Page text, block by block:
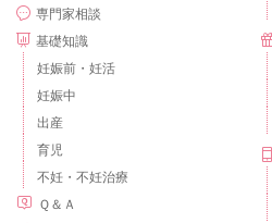
専門家相談
基礎知識
妊娠前・妊活
妊娠中
出産
育児
不妊・不妊治療
Ｑ＆Ａ